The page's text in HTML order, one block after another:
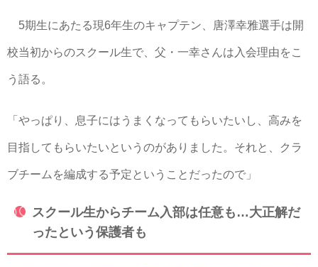
5期生にあたる現6年生のキャプテン、唐澤幸雅選手は開
校当初からのスクール生で、父・一幸さんは入会理由をこ
う語る。
「やっぱり、息子にはうまくなってもらいたいし、高みを
目指してもらいたいというのがありました。それと、クラ
ブチームを編成する予定ということだったので」
スクール生からチーム入部は任意も…大正解だ
ったという保護者も